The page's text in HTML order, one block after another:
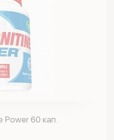
Power 60 кап.